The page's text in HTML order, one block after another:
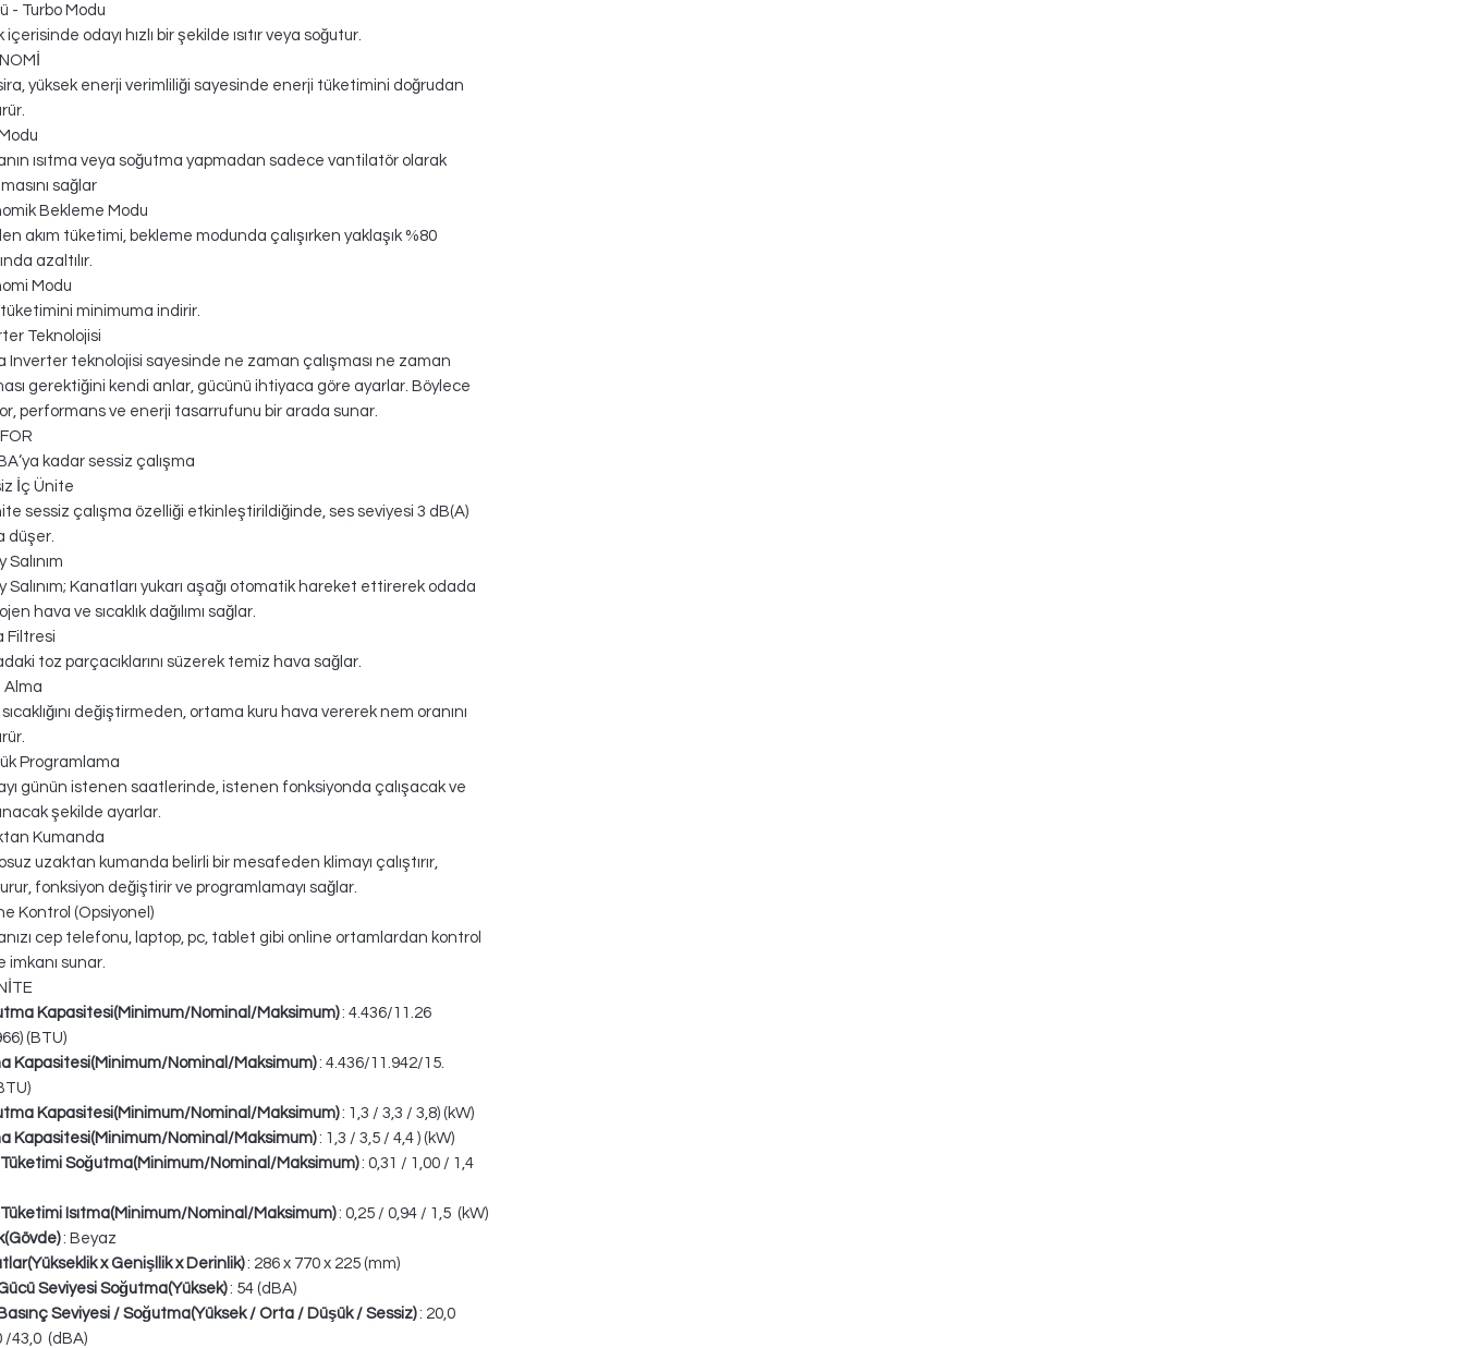
- Turbo Modu
içerisinde odayı hızlı bir şekilde ısıtır veya soğutur.
yüksek enerji verimliliği sayesinde enerji tüketimini doğrudan
ısıtma veya soğutma yapmadan sadece vantilatör olarak
sağlar
Bekleme Modu
akım tüketimi, bekleme modunda çalışırken yaklaşık %80
azaltılır.
Modu
minimuma indirir.
Teknolojisi
Inverter teknolojisi sayesinde ne zaman çalışması ne zaman
gerektiğini kendi anlar, gücünü ihtiyaca göre ayarlar. Böylece
performans ve enerji tasarrufunu bir arada sunar.
kadar sessiz çalışma
İç Ünite
sessiz çalışma özelliği etkinleştirildiğinde, ses seviyesi 3 dB(A)
düşer.
Salınım
Salınım; Kanatları yukarı aşağı otomatik hareket ettirerek odada
hava ve sıcaklık dağılımı sağlar.
Filtresi
toz parçacıklarını süzerek temiz hava sağlar.
Alma
değiştirmeden, ortama kuru hava vererek nem oranını
Programlama
günün istenen saatlerinde, istenen fonksiyonda çalışacak ve
şekilde ayarlar.
Kumanda
uzaktan kumanda belirli bir mesafeden klimayı çalıştırır,
fonksiyon değiştirir ve programlamayı sağlar.
Kontrol (Opsiyonel)
cep telefonu, laptop, pc, tablet gibi online ortamlardan kontrol
imkanı sunar.
Kapasitesi(Minimum/Nominal/Maksimum): 4.436/11.26
(BTU)
Kapasitesi(Minimum/Nominal/Maksimum): 4.436/11.942/15.
Kapasitesi(Minimum/Nominal/Maksimum): 1,3 / 3,3 / 3,8) (kW)
Kapasitesi(Minimum/Nominal/Maksimum): 1,3 / 3,5 / 4,4 ) (kW)
Soğutma(Minimum/Nominal/Maksimum): 0,31 / 1,00 / 1,4
Isıtma(Minimum/Nominal/Maksimum): 0,25 / 0,94 / 1,5 (kW)
: Beyaz
x Genişllik x Derinlik): 286 x 770 x 225 (mm)
Seviyesi Soğutma(Yüksek): 54 (dBA)
Seviyesi / Soğutma(Yüksek / Orta / Düşük / Sessiz): 20,0
/43,0 (dBA)